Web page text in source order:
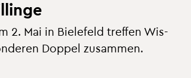
2. Mai in Bie­le­feld tref­fen Wis­
Dop­pel zu­sam­men.